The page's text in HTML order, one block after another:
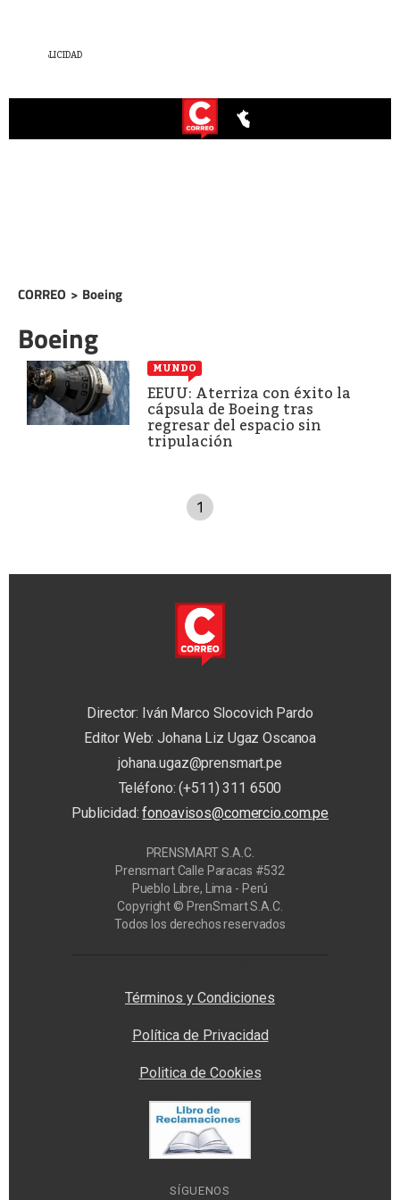
CORREO > Boeing
Boeing
MUNDO
EEUU: Aterriza con éxito la
cápsula de Boeing tras
regresar del espacio sin
tripulación
1
Director: Iván Marco Slocovich Pardo
Editor Web: Johana Liz Ugaz Oscanoa
johana.ugaz@prensmart.pe
Teléfono: (+511) 311 6500
Publicidad:fonoavisos@comercio.com.pe
PRENSMART S.A.C.
Prensmart Calle Paracas #532
Pueblo Libre, Lima - Perú
Copyright © PrenSmart S.A.C.
Todos los derechos reservados
Términos y Condiciones
Política de Privacidad
Politica de Cookies
SÍGUENOS